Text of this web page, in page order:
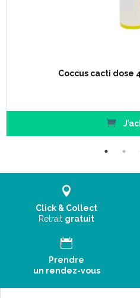
Coccus cacti dose
Click & Collect
Retrait gratuit
Prendre
un rendez-vous